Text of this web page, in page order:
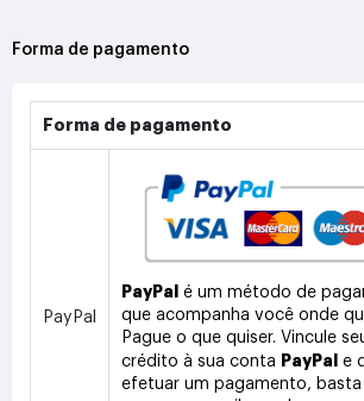
Forma de pagamento
Forma de pagamento
PayPal
PayPal
é um método de
que acompanha você onde
Pague o que quiser. Vincule
crédito à sua conta PayPal
e
efetuar um pagamento,